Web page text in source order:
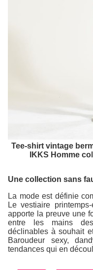
Tee-shirt vintage
IKKS Homme
Une collection sans
La mode est définie
Le vestiaire
apporte la preuve une
entre les mains
déclinables à souhait
Baroudeur sexy,
tendances qui en